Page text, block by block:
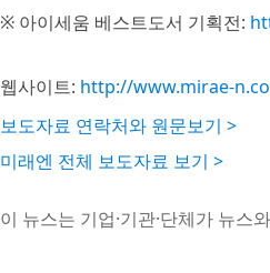
※ 아이세움 베스트도서 기획전:
웹사이트: http://www.mirae-
보도자료 연락처와 원문보기 >
미래엔 전체 보도자료 보기 >
이 뉴스는 기업·기관·단체가 뉴